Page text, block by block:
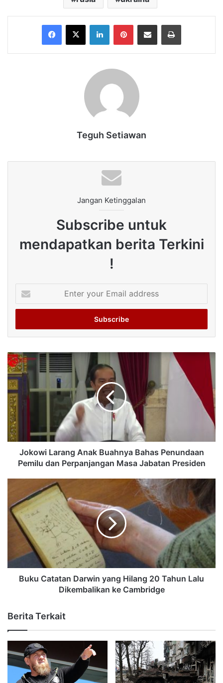
Facebook
X LinkedInPinterestShare via Email Print
Teguh Setiawan
Jangan Ketinggalan
Subscribe untuk
mendapatkan berita Terkini
!
your
Email
Jokowi Larang Anak Buahnya Bahas Penundaan
Pemilu dan Perpanjangan Masa Jabatan Presiden
Buku Catatan Darwin yang Hilang 20 Tahun Lalu
Dikembalikan ke Cambridge
Berita Terkait